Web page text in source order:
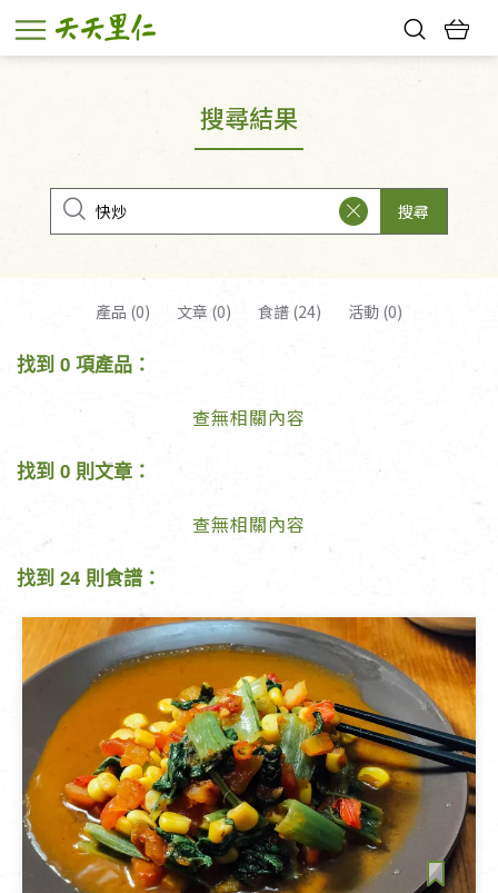
幸福節中獎名單
搜尋結果
搜尋
產品 (0) 文章 (0) 食譜 (24) 活動 (0)
找到 0 項產品：
查無相關內容
找到 0 則文章：
查無相關內容
找到 24 則食譜：